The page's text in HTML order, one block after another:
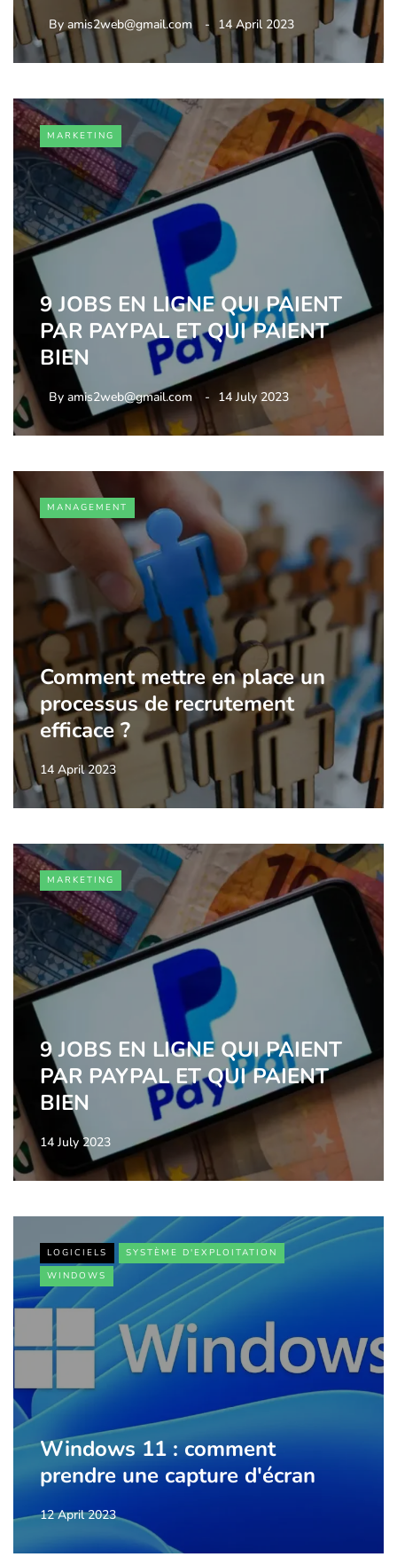
By amis2web@gmail.com 14 April 2023
MARKETING
9 JOBS EN LIGNE QUI PAIENT
PAR PAYPAL ET QUI PAIENT
BIEN
By amis2web@gmail.com 14 July 2023
MANAGEMENT
Comment mettre en place un
processus de recrutement
efficace ?
14 April 2023
MARKETING
9 JOBS EN LIGNE QUI PAIENT
PAR PAYPAL ET QUI PAIENT
BIEN
14 July 2023
LOGICIELS
SYSTÈME D'EXPLOITATION
WINDOWS
Windows 11 : comment
prendre une capture d'écran
12 April 2023